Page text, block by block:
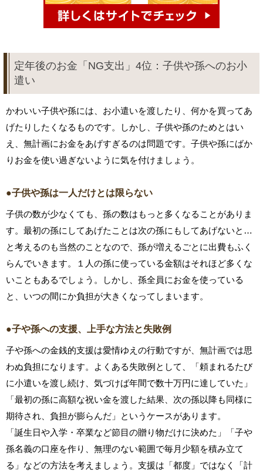
定年後のお金「NG支出」4位：子供や孫へのお小
遣い
かわいい子供や孫には、お小遣いを渡したり、何かを買ってあ
げたりしたくなるものです。しかし、子供や孫のためとはい
え、無計画にお金をあげすぎるのは問題です。子供や孫にばか
りお金を使い過ぎないように気を付けましょう。
●子供や孫は一人だけとは限らない
子供の数が少なくても、孫の数はもっと多くなることがありま
す。最初の孫にしてあげたことは次の孫にもしてあげないと…
と考えるのも当然のことなので、孫が増えるごとに出費もふく
らんでいきます。１人の孫に使っている金額はそれほど多くな
いこともあるでしょう。しかし、孫全員にお金を使っている
と、いつの間にか負担が大きくなってしまいます。
●子や孫への支援、上手な方法と失敗例
子や孫への金銭的支援は愛情ゆえの行動ですが、無計画では思
わぬ負担になります。よくある失敗例として、「頼まれるたび
に小遣いを渡し続け、気づけば年間で数十万円に達していた」
「最初の孫に高額な祝い金を渡した結果、次の孫以降も同様に
期待され、負担が膨らんだ」というケースがあります。
「誕生日や入学・卒業など節目の贈り物だけに決めた」「子や
孫名義の口座を作り、無理のない範囲で毎月少額を積み立て
る」などの方法を考えましょう。支援は「都度」ではなく「計